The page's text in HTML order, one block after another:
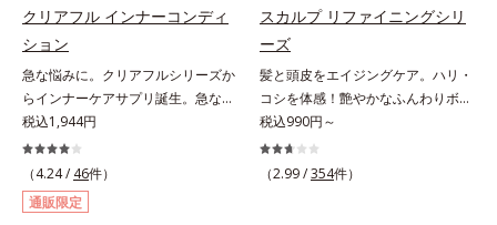
*7 乾燥による*8 保湿成分*9
ロニセラカエルレア果汁、ノバラエ
キス配合＝うるおいを与えハリと透
明感に満ちた肌へ導く保湿成分
*10 メマツヨイグサ抽出液、スイ
カズラエキス配合＝角層のすみずみ
まで水分・油分を保ち、ハリ・ツヤ
を与える保湿成分*11 気持ちのこ
と
角層*5 乾燥による*6 洗浄によ
る物理的効果*7 うるおいによる
*8 乾燥、ハリ・ツヤのなさ*9
保湿成分*10 ロニセラカエルレア
果汁、ノバラエキス配合＝うるおい
を与えハリと透明感に満ちた肌へ導
く保湿成分*11 メマツヨイグサ抽
出液、スイカズラエキス配合＝角層
す。むやみに隠すのではなくふわり
アのW効果で軽やかな美肌を印象づ
けます。紫外線吸収剤フリーなのに
高SPF値、さらにスキンプロテクト
複合成分(*3)が、ブルーライト、紫
外線、大気中の微粒子汚れなどの外
的ダメージから肌表面をガードしま
す。【カバー効果】保湿性凹凸カバ
ッククリーム(*3)、パックの6役を
担い、複合的にアプローチ。Wナイ
アシン(*4)によるシワ改善・シミ予
防に加え、複合成分コラーゲンコン
プレックスSPが肌のハリを徹底サポ
ート。肌なじみのよいクリーム構造
で角層まで保湿成分が浸透し、うる
おいをギュッと閉じ込めます。洗顔
クリアフル インナーコンディ
ション
急な悩みに。クリアフルシリーズか
らインナーケアサプリ誕生。急な悩
みに。ケアに行き詰まったすべての
女性に送る、「クリアフルシリー
ズ」のオールインワンサプリメント
です。ビタミンB1とB2を配合。ビ
タミンB6とビタミンCは、タイムリ
税込1,944円
（4.24 / 46件）
通販限定
スカルプ リファイニングシリ
ーズ
髪と頭皮をエイジングケア。ハリ・
コシを体感！艶やかなふんわりボリ
ューム美髪へ。「抜け毛が目立つ」
「ボリュームがない」「ハリ・コシ
がない」という年齢による3大髪悩
税込990円～
（2.99 /354件）